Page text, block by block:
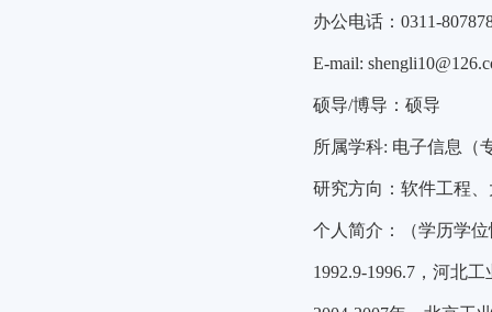
办公电话：0311-
E-mail:
硕导/博导：硕导
所属学科: 电子信息（
研究方向：软件工程
个人简介：（学历学
1992.9-1996.7，河北